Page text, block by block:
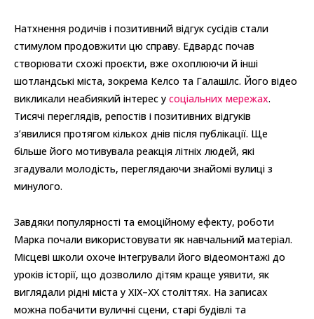
Натхнення родичів і позитивний відгук сусідів стали
стимулом продовжити цю справу. Едвардс почав
створювати схожі проєкти, вже охоплюючи й інші
шотландські міста, зокрема Келсо та Галашілс. Його відео
викликали неабиякий інтерес у соціальних мережах.
Тисячі переглядів, репостів і позитивних відгуків
з’явилися протягом кількох днів після публікації. Ще
більше його мотивувала реакція літніх людей, які
згадували молодість, переглядаючи знайомі вулиці з
минулого.
Завдяки популярності та емоційному ефекту, роботи
Марка почали використовувати як навчальний матеріал.
Місцеві школи охоче інтегрували його відеомонтажі до
уроків історії, що дозволило дітям краще уявити, як
виглядали рідні міста у XIX–XX століттях. На записах
можна побачити вуличні сцени, старі будівлі та